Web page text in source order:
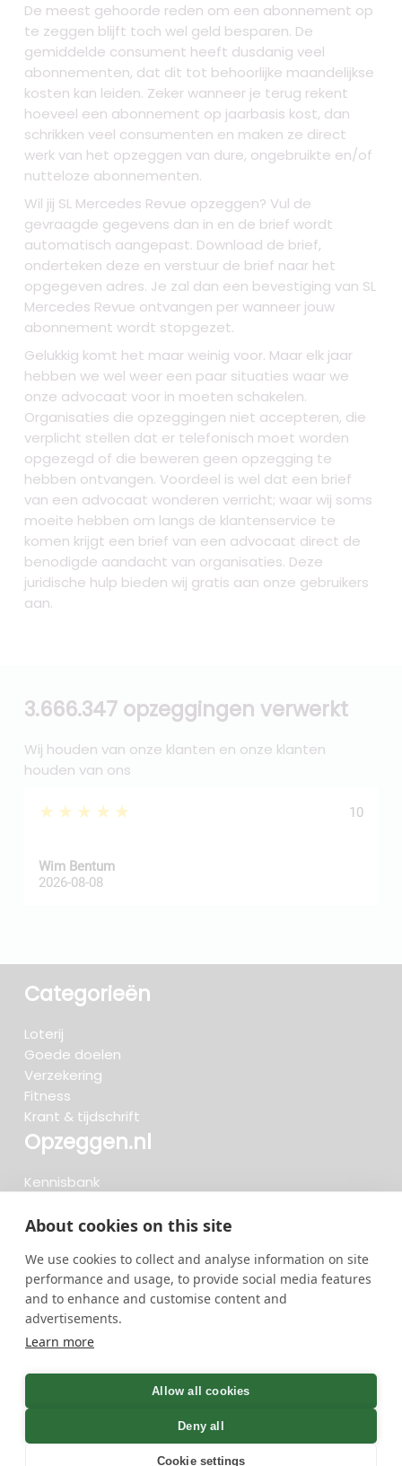
About cookies on this site
We use cookies to collect and analyse information on site
performance and usage, to provide social media features
and to enhance and customise content and
advertisements.
Learn more
Allow all cookies
Deny all
Cookie settings
De meest gehoorde reden om een abonnement op
te zeggen blijft toch wel geld besparen. De
gemiddelde consument heeft dusdanig veel
abonnementen, dat dit tot behoorlijke maandelijkse
kosten kan leiden. Zeker wanneer je terug rekent
hoeveel een abonnement op jaarbasis kost, dan
schrikken veel consumenten en maken ze direct
werk van het opzeggen van dure, ongebruikte en/of
nutteloze abonnementen.
Wil jij SL Mercedes Revue opzeggen? Vul de
gevraagde gegevens dan in en de brief wordt
automatisch aangepast. Download de brief,
onderteken deze en verstuur de brief naar het
opgegeven adres. Je zal dan een bevestiging van SL
Mercedes Revue ontvangen per wanneer jouw
abonnement wordt stopgezet.
Gelukkig komt het maar weinig voor. Maar elk jaar
hebben we wel weer een paar situaties waar we
onze advocaat voor in moeten schakelen.
Organisaties die opzeggingen niet accepteren, die
verplicht stellen dat er telefonisch moet worden
opgezegd of die beweren geen opzegging te
hebben ontvangen. Voordeel is wel dat een brief
van een advocaat wonderen verricht; waar wij soms
moeite hebben om langs de klantenservice te
komen krijgt een brief van een advocaat direct de
benodigde aandacht van organisaties. Deze
juridische hulp bieden wij gratis aan onze gebruikers
aan.
3.666.347 opzeggingen verwerkt
Wij houden van onze klanten en onze klanten
houden van ons
★★★★★ 10
Wim Bentum
2026-08-08
Categorieën
Loterij
Goede doelen
Verzekering
Fitness
Krant & tijdschrift
Opzeggen.nl
Kennisbank
Beoordelingen
Meteen opzeggen
719 opzeggingen afgelopen 30 dagen - 3.666.347
opzeggingen in totaal